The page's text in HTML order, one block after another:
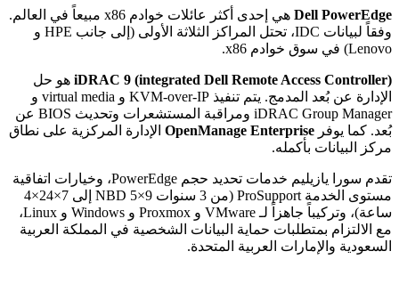
Dell PowerEdge
هي إحدى أكثر عائلات خوادم x86 مبيعاً في العالم.
وفقاً لبيانات IDC، تحتل المراكز الثلاثة الأولى (إلى جانب HPE و
Lenovo) في سوق خوادم x86.
iDRAC 9 (integrated Dell Remote Access Controller) هو حل
الإدارة عن بُعد المدمج. يتم تنفيذ KVM-over-IP و virtual media و
iDRAC Group Manager ومراقبة المستشعرات وتحديث BIOS عن
بُعد. كما يوفر OpenManage Enterprise الإدارة المركزية على نطاق
مركز البيانات بأكمله.
تقدم سورا يازيليم خدمات تحديد حجم PowerEdge، وخيارات اتفاقية
مستوى الخدمة ProSupport (من 3 سنوات 9×5 NBD إلى 7×24×4
ساعة)، وتركيباً جاهزاً لـ VMware و Proxmox و Windows و Linux،
مع الالتزام بمتطلبات حماية البيانات الشخصية في المملكة العربية
السعودية والإمارات العربية المتحدة.